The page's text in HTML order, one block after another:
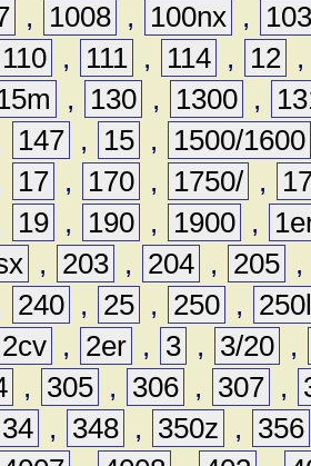
, 1008 , 100nx ,
110 , 111 , 114 , 12
, 130 , 1300 ,
147 , 15 ,
1500/1600
17 , 170 , 1750/ ,
19 , 190 , 1900 ,
, 203 , 204 , 205 ,
240 , 25 , 250 ,
2cv , 2er , 3 , 3/20 ,
, 305 , 306 , 307 ,
34 , 348 , 350z ,
356